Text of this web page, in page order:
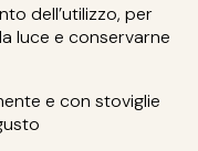
dell’utilizzo, per
luce e conservarne
e con stoviglie